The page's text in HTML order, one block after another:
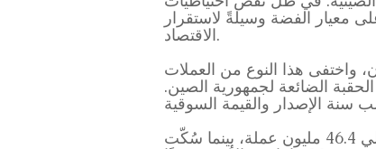
معيار الفضة وسيلةً لاستقرار
الاقتصاد.
الصين إلى تايوان، واختفى هذا النوع من العملات
الضائعة لجمهورية الصين.
سنة الإصدار والقيمة السوقية
سُكّت هذه العملة بشكل رئيسي في عامي 1933 و1934. يُقدّر عدد العملات التي سُكّت في الأولى بحوالي 46.4 مليون عملة، بينما سُكّت